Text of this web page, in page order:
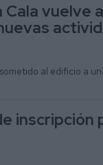
Cala vuelve
al edificio a
inscripción